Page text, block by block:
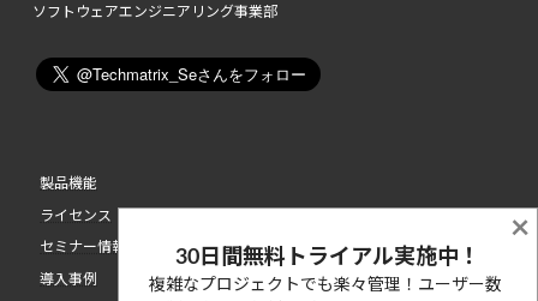
ソフトウェアエンジニアリング事業部
製品機能
ライセンス
セミナー情報
導入事例
30日間無料トライアル実施中！
複雑なプロジェクトでも楽々管理！ユーザー数
×